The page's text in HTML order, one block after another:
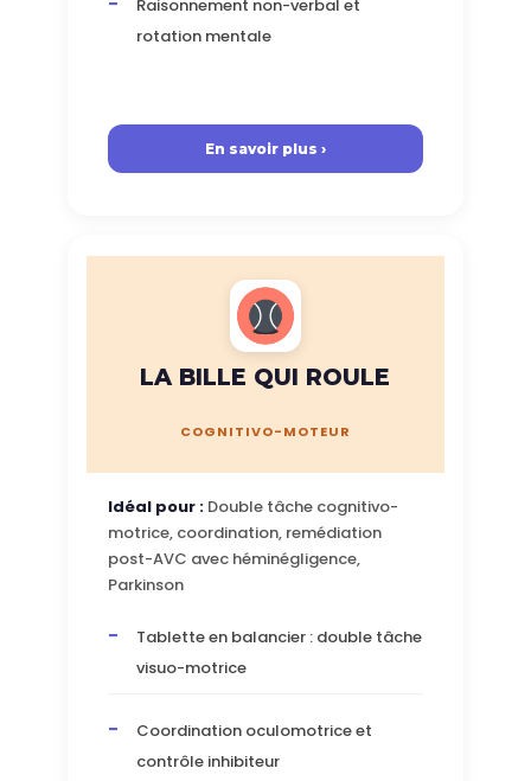
Raisonnement non-verbal et
rotation mentale
En savoir plus ›
LA BILLE QUI ROULE
COGNITIVO-MOTEUR
Idéal pour :Double tâche cognitivo-
motrice, coordination, remédiation
post-AVC avec héminégligence,
Parkinson
Tablette en balancier : double tâche
visuo-motrice
Coordination oculomotrice et
contrôle inhibiteur